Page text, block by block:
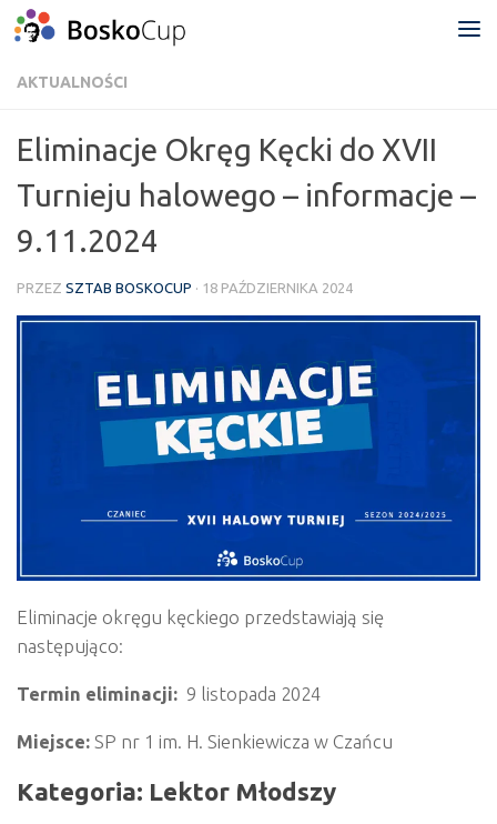
Przejdź do treści
AKTUALNOŚCI
Eliminacje Okręg Kęcki do XVII
Turnieju halowego – informacje –
9.11.2024
PRZEZ SZTAB BOSKOCUP · 18 PAŹDZIERNIKA 2024
Eliminacje okręgu kęckiego przedstawiają się
następująco:
Termin eliminacji: 9 listopada 2024
Miejsce: SP nr 1 im. H. Sienkiewicza w Czańcu
Kategoria: Lektor Młodszy